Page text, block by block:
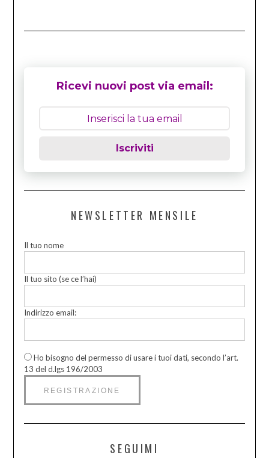
Ricevi nuovi post via email:
Iscriviti
NEWSLETTER MENSILE
Il tuo nome
Il tuo sito (se ce l’hai)
Indirizzo email:
Ho bisogno del permesso di usare i tuoi dati, secondo l’art.
13 del d.lgs 196/2003
SEGUIMI